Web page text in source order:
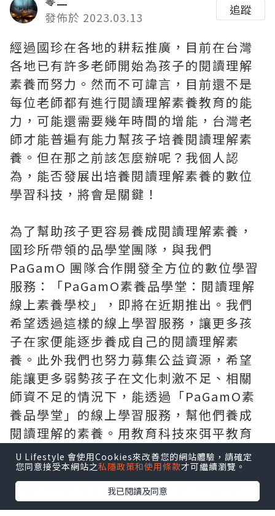
發佈於 2023.03.13
追蹤
經過國珍在各地的耕耘推廣，目前在台灣
各地已有許多老師開始為孩子的閱讀理解
素養而努力。然而不可諱言，目前還不是
每位老師都有進行閱讀理解素養教育的能
力，可能還需要幾年時間的增能，台灣老
師才能普遍有能力幫孩子培養閱讀理解素
養。但在那之前該怎麼辦呢？我個人認
為，能否發展出培養閱讀理解素養的數位
學習科技，將會是關鍵！
為了幫助孩子更容易養成閱讀理解素養，
國珍所帶領的品學堂團隊，與我們
PaGamO 團隊合作開發全方位的數位學習
服務：「PaGamO素養品學堂：閱讀理解
線上素養學校」，即將在近期推出。我們
希望透過這樣的線上學習服務，讓更多孩
子在家便能逐步養成自己的閱讀理解素
養。此外我們也努力募集公益資源，希望
能讓更多弱勢孩子在文化刺激不足、相關
師資不足的情況下，能透過「PaGamO素
養品學堂」的線上學習服務，幫他們養成
閱讀理解的素養。用教育科技來弭平教育
資源的落差，是國珍跟我共同的期待！
閱讀理解素養是孩子未來學習的重要關
鍵。關心孩子教育的家長，孩子「明天需
U Lifestyle 會使用Cookies來改善您的網站體驗，請確定
您同意接受本網站之私隱政策和使用條款才可繼續瀏覽。
我已閱讀及同意